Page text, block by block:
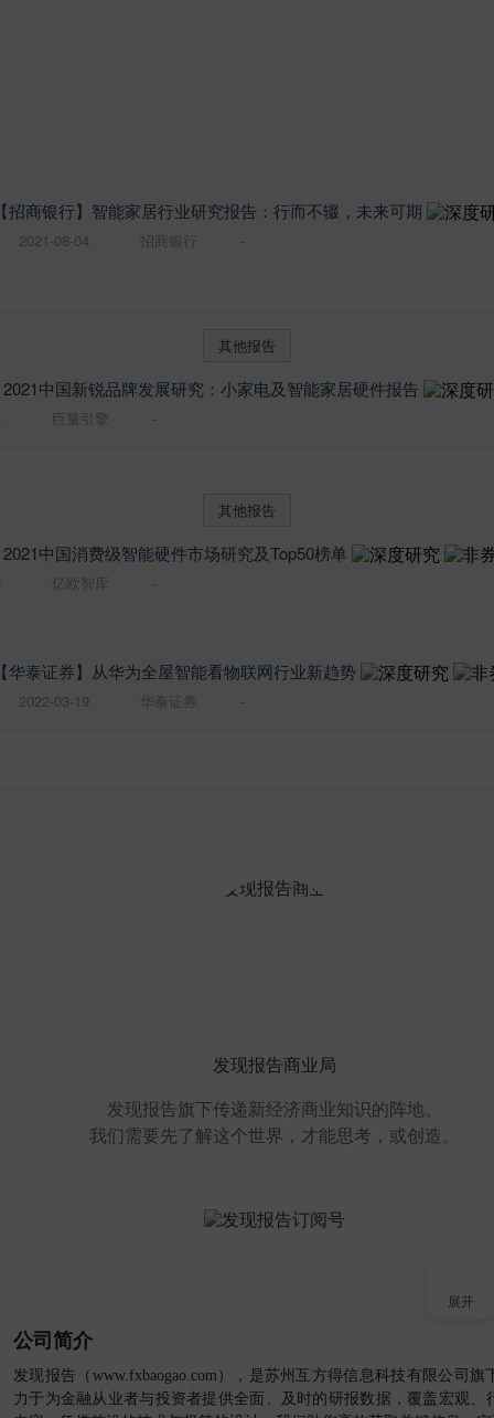
招商银行】智能家居行业研究报告：行而不辍，未来可期
2021-08-04 招商银行 -
其他报告
中国新锐品牌发展研究：小家电及智能家居硬件报告
巨量引擎 -
其他报告
中国消费级智能硬件市场研究及Top50榜单
亿欧智库 -
华泰证券】从华为全屋智能看物联网行业新趋势
2022-03-19 华泰证券 -
发现报告商业局
发现报告旗下传递新经济商业知识的阵地。
我们需要先了解这个世界，才能思考，或创造。
公司简介
发现报告（www.fxbaogao.com），是苏州互方得信息科技有限公司
力于为金融从业者与投资者提供全面、及时的研报数据，覆盖宏观、
展开
接入AI